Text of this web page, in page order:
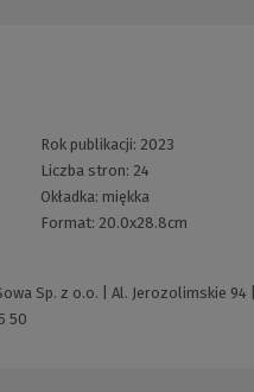
Rok publikacji: 2023
Liczba stron: 24
Okładka: miękka
Format: 20.0x28.8cm
Sp. z o.o. | Al. Jerozolimskie
50